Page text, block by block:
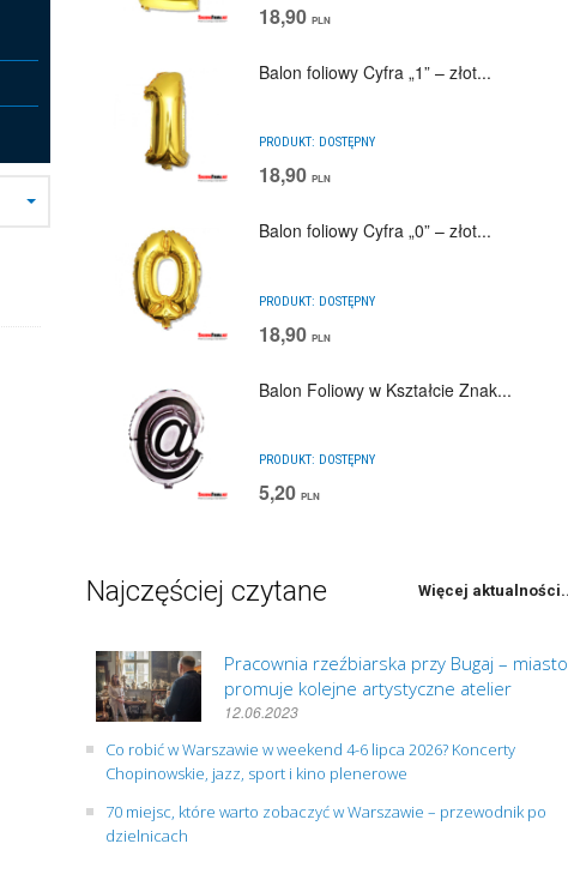
18,90 PLN
Balon foliowy Cyfra „1” – złot...
PRODUKT: DOSTĘPNY
18,90 PLN
Balon foliowy Cyfra „0” – złot...
PRODUKT: DOSTĘPNY
18,90 PLN
Balon Foliowy w Kształcie Znak...
PRODUKT: DOSTĘPNY
5,20 PLN
Najczęściej czytane Więcej
Pracownia rzeźbiarska przy Bugaj – miasto
promuje kolejne artystyczne atelier
12.06.2023
Co robić w Warszawie w weekend 4-6 lipca 2026? Koncerty
Chopinowskie, jazz, sport i kino plenerowe
70 miejsc, które warto zobaczyć w Warszawie – przewodnik po
dzielnicach